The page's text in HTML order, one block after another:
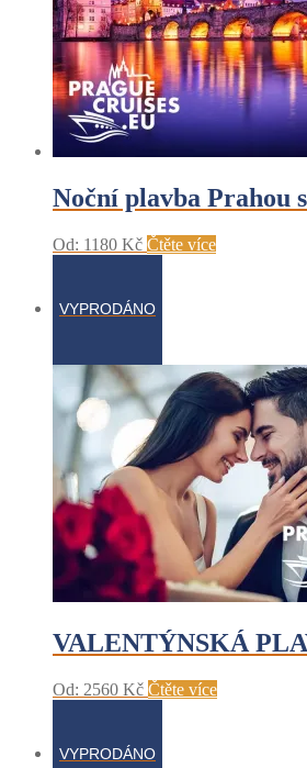
Noční plavba Prahou
Od: 1180 Kč Čtěte více
VYPRODÁNO
VALENTÝNSKÁ
Od: 2560 Kč Čtěte více
VYPRODÁNO